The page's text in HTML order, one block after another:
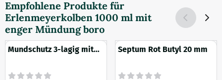
Empfohlene Produkte für
Erlenmeyerkolben 1000 ml mit
enger Mündung boro
Mundschutz 3-lagig mit
Septum Rot Butyl 20 mm